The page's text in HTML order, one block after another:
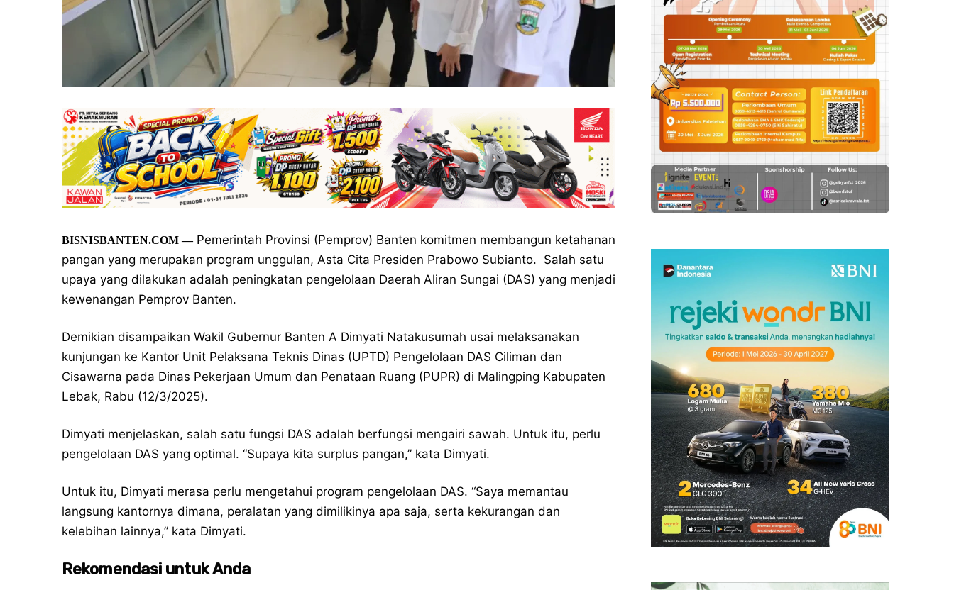
BISNISBANTEN.COM—Pemerintah Provinsi (Pemprov) Banten komitmen membangun ketahanan
pangan yang merupakan program unggulan, Asta Cita Presiden Prabowo Subianto. Salah satu
upaya yang dilakukan adalah peningkatan pengelolaan Daerah Aliran Sungai (DAS) yang menjadi
kewenangan Pemprov Banten.
Demikian disampaikan Wakil Gubernur Banten A Dimyati Natakusumah usai melaksanakan
kunjungan ke Kantor Unit Pelaksana Teknis Dinas (UPTD) Pengelolaan DAS Ciliman dan
Cisawarna pada Dinas Pekerjaan Umum dan Penataan Ruang (PUPR) di Malingping Kabupaten
Lebak, Rabu (12/3/2025).
Dimyati menjelaskan, salah satu fungsi DAS adalah berfungsi mengairi sawah. Untuk itu, perlu
pengelolaan DAS yang optimal. “Supaya kita surplus pangan,” kata Dimyati.
Untuk itu, Dimyati merasa perlu mengetahui program pengelolaan DAS. “Saya memantau
langsung kantornya dimana, peralatan yang dimilikinya apa saja, serta kekurangan dan
kelebihan lainnya,” kata Dimyati.
Rekomendasi untuk Anda